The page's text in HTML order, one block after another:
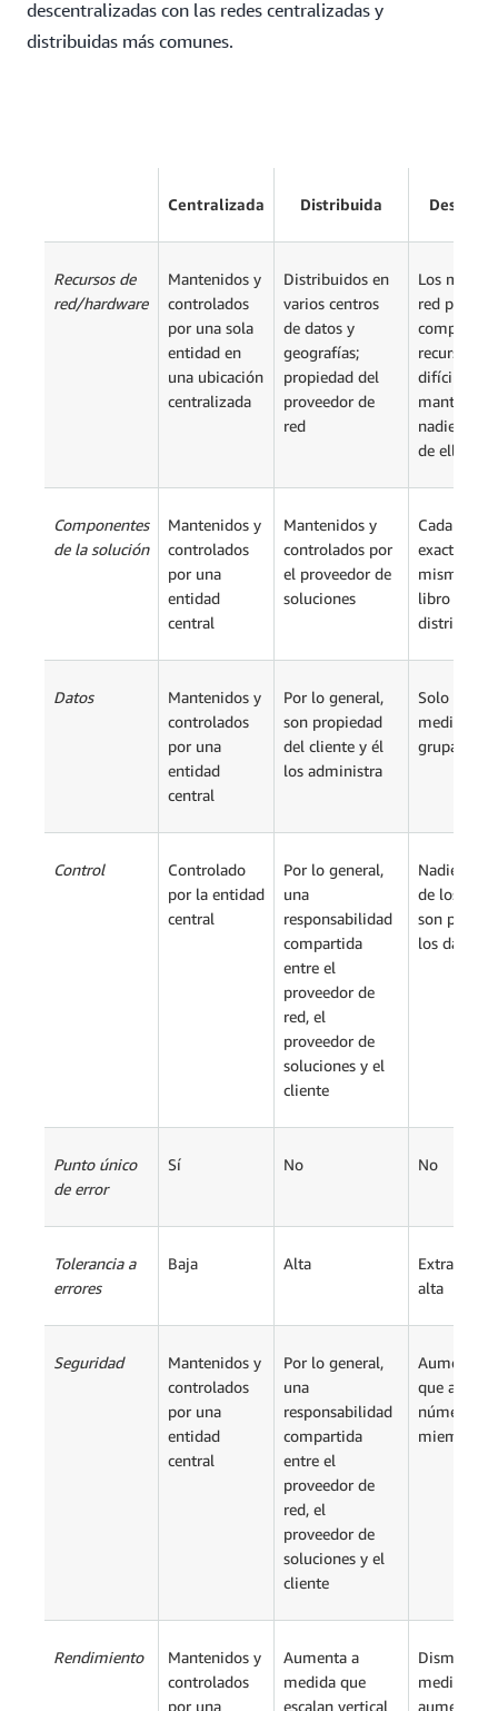
descentralizadas con las redes centralizadas y
distribuidas más comunes.
Centralizada Distribuida
Recursos de
red/hardware
Mantenidos y
controlados
por una sola
entidad en
una ubicación
centralizada
Distribuidos en
varios centros
de datos y
geografías;
propiedad del
proveedor de
red
Los
red poseen
comparten
recursos;
difíciles de
mantener
nadie es
de ellos
Componentes
de la solución
Mantenidos y
controlados
por una
entidad
central
Mantenidos y
controlados por
el proveedor de
soluciones
Cada
misma
libro mayor
distribuido
Datos
Mantenidos y
controlados
por una
entidad
central
Por lo general,
son propiedad
del cliente y él
los administra
Solo se
mediante
grupal
Control
Controlado
por la entidad
central
Por lo general,
una
responsabilidad
compartida
entre el
proveedor de
red, el
proveedor de
soluciones y el
cliente
Nadie es
de los
son
los datos
Punto único
de error
Sí No No
Tolerancia a
errores
Baja Alta
alta
Seguridad
Mantenidos y
controlados
por una
entidad
central
Por lo general,
una
responsabilidad
compartida
entre el
proveedor de
red, el
proveedor de
soluciones y el
cliente
Aumenta
que
número de
miembros
Rendimiento
Mantenidos y
controlados
por una
Aumenta a
medida que
escalan vertical
Disminuye
medida
aumenta